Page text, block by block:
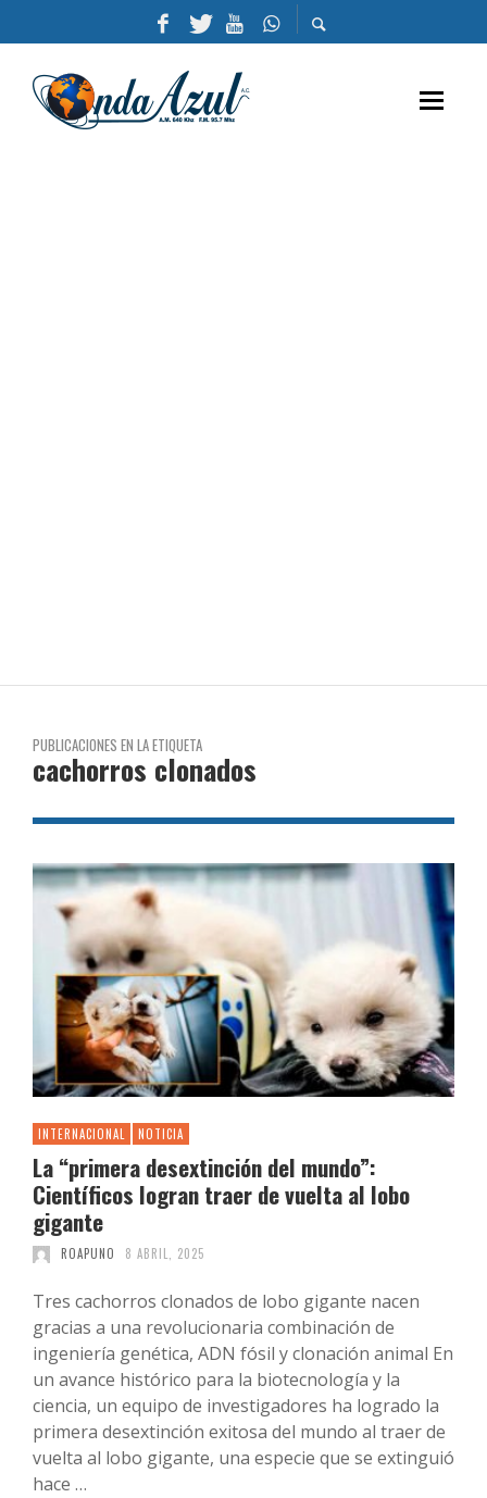
PUBLICACIONES EN LA ETIQUETA
cachorros clonados
INTERNACIONAL NOTICIA
La “primera desextinción del mundo”:
Científicos logran traer de vuelta al lobo
gigante
ROAPUNO 8 ABRIL, 2025
Tres cachorros clonados de lobo gigante nacen
gracias a una revolucionaria combinación de
ingeniería genética, ADN fósil y clonación animal En
un avance histórico para la biotecnología y la
ciencia, un equipo de investigadores ha logrado la
primera desextinción exitosa del mundo al traer de
vuelta al lobo gigante, una especie que se extinguió
hace …